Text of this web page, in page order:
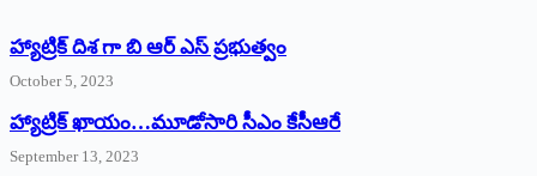
హ్యాట్రిక్ దిశ గా బి ఆర్ ఎస్ ప్రభుత్వం
October 5, 2023
హ్యాట్రిక్‌ ‌ఖాయం…మూడోసారి సీఎం కేసీఆరే
September 13, 2023